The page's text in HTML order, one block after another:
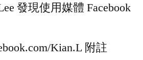
發現使用媒體 Facebook
Kian.L 附註